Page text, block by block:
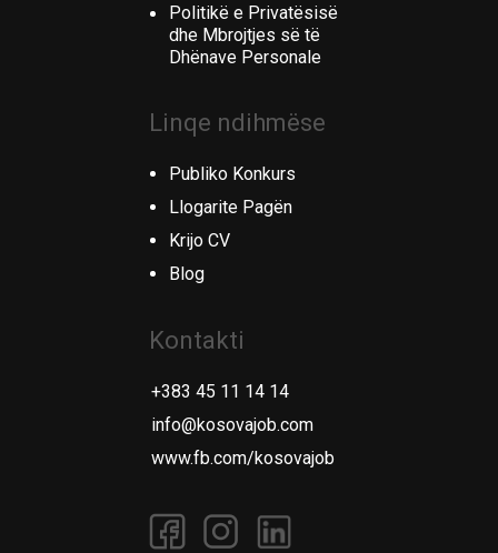
Politikë e Privatësisë
dhe Mbrojtjes së të
Dhënave Personale
Linqe ndihmëse
Publiko Konkurs
Llogarite Pagën
Krijo CV
Blog
Kontakti
+383 45 11 14 14
info@kosovajob.com
www.fb.com/kosovajob